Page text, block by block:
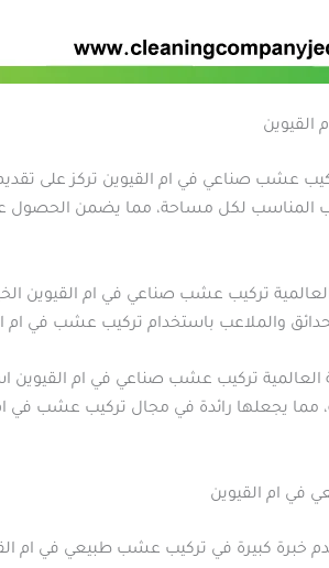
عشب صناعي في ام القيوين تركز على
المناسب لكل مساحة، مما يضمن الحصول
تركيب عشب صناعي في ام القيوين
والملاعب باستخدام تركيب عشب في ام
تركيب عشب صناعي في ام القيوين
مما يجعلها رائدة في مجال تركيب عشب في
في ام القيوين
خبرة كبيرة في تركيب عشب طبيعي في ام